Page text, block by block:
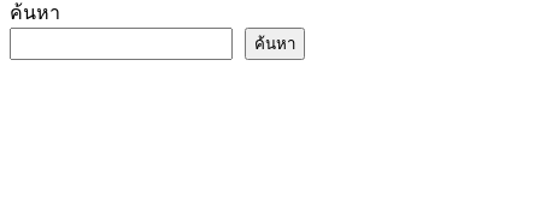
ค้นหา
ค้นหา